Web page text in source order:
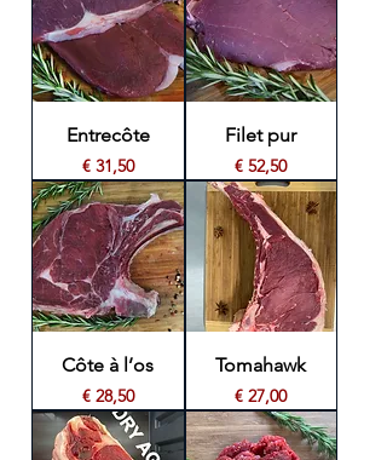
Entrecôte
Prijs
€ 31,50
Filet pur
Prijs
€ 52,50
Côte à l’os
Prijs
€ 28,50
Tomahawk
Prijs
€ 27,00